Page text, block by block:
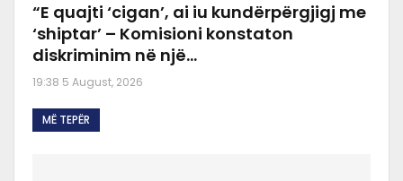
“E quajti ‘cigan’, ai iu kundërpërgjigj me
‘shiptar’ – Komisioni konstaton
diskriminim në një…
19:38 5 August, 2026
MË TEPËR